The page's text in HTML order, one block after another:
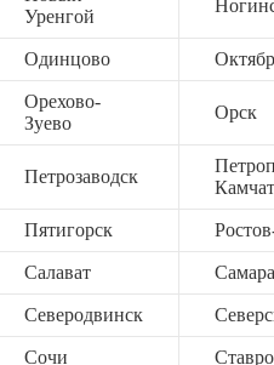
Уренгой
Одинцово
Орехово-
Зуево
Орск
Петрозаводск
Пятигорск
Салават Самара
Северодвинск
Сочи